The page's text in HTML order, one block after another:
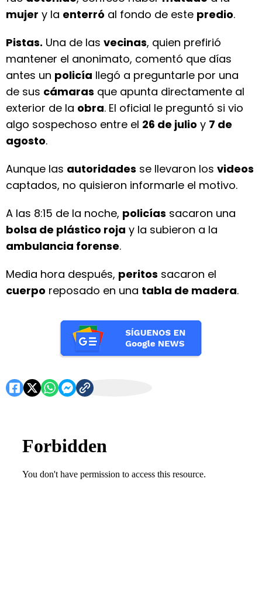
mujer y la enterró al fondo de este predio.
Pistas. Una de las vecinas, quien prefirió
mantener el anonimato, comentó que días
antes un policía llegó a preguntarle por una
de sus cámaras que apunta directamente al
exterior de la obra. El oficial le preguntó si vio
algo sospechoso entre el 26 de julio y 7 de
agosto.
Aunque las autoridades se llevaron los videos
captados, no quisieron informarle el motivo.
A las 8:15 de la noche, policías sacaron una
bolsa de plástico roja y la subieron a la
ambulancia forense.
Media hora después, peritos sacaron el
cuerpo reposado en una tabla de madera.